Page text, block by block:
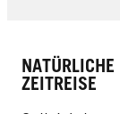
ZEITREISE